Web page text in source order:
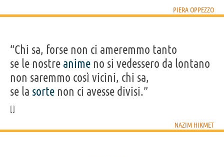
PIERA OPPEZZO
“Chi sa, forse non ci ameremmo tanto
se le nostre anime no si vedessero da lontano
non saremmo così vicini, chi sa,
se la sorte non ci avesse divisi.”
NAZIM HIKMET